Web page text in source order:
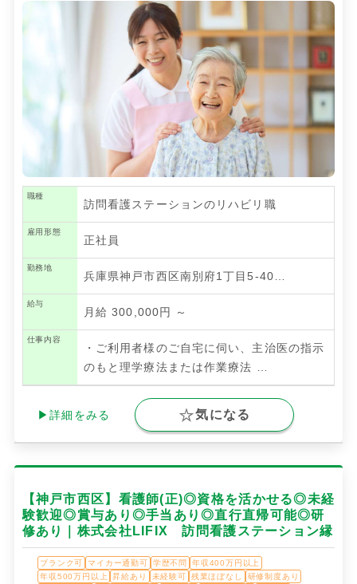
職種
訪問看護ステーションのリハビリ職
雇用形態
正社員
勤務地
兵庫県神戸市西区南別府1丁目5-40…
給与
月給 300,000円 ～
仕事内容
・ご利用者様のご自宅に伺い、主治医の指示
のもと理学療法または作業療法
▶詳細をみる 気になる
【神戸市西区】看護師(正)◎資格を活かせる◎未経
験歓迎◎賞与あり◎手当あり◎直行直帰可能◎研
修あり｜株式会社LIFIX 訪問看護ステーション縁
ブランク可 マイカー通勤可 学歴不問
年収400万円以上
年収500万円以上
昇給あり 未経験可 残業ほぼなし
研修制度あり